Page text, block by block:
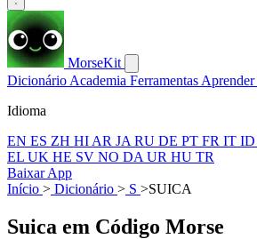
MorseKit
Dicionário Academia Ferramentas Aprender
Idioma
EN ES ZH HI AR JA RU DE PT FR IT ID
EL UK HE SV NO DA UR HU TR
Baixar App
Início > Dicionário > S >SUICA
Suica em Código Morse